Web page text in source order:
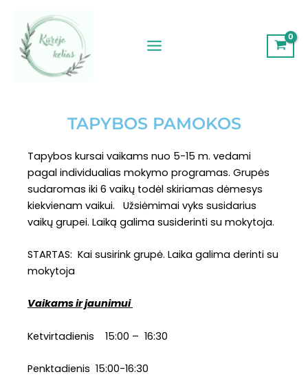
turinio
TAPYBOS PAMOKOS
Tapybos kursai vaikams nuo 5-15 m. vedami
pagal individualias mokymo programas. Grupės
sudaromas iki 6 vaikų todėl skiriamas dėmesys
kiekvienam vaikui. Užsiėmimai vyks susidarius
vaikų grupei. Laiką galima susiderinti su mokytoja.
STARTAS: Kai susirink grupė. Laika galima derinti su
mokytoja
Vaikams ir jaunimui
Ketvirtadienis 15:00 – 16:30
Penktadienis 15:00-16:30